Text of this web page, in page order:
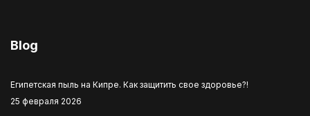
Blog
Египетская пыль на Кипре. Как защитить свое здоровье?!
25 февраля 2026